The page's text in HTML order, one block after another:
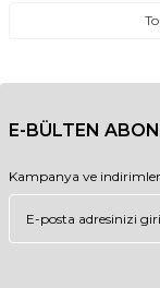
E-BÜLTEN
Kampanya ve